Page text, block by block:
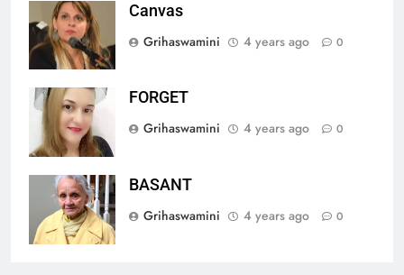
Canvas
Grihaswamini
4 years ago 0
FORGET
Grihaswamini
4 years ago 0
BASANT
Grihaswamini
4 years ago 0